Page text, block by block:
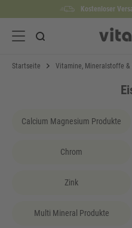
Kostenloser100 Tage
Lieferzeit
Startseite Vitamine, Mineralstoffe &
Calcium Magnesium Produkte
Multi Mineral Produkte
Chrom
Zink